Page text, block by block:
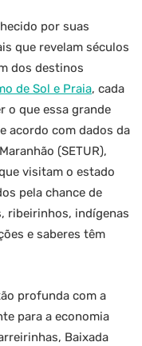
por suas
que revelam séculos
dos destinos
de Sol e Praia, cada
o que essa grande
acordo com dados da
(SETUR),
visitam o estado
pela chance de
ribeirinhos, indígenas
e saberes têm
profunda com a
para a economia
Baixada